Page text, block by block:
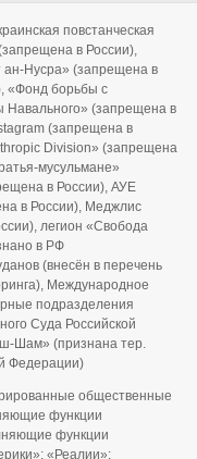
повстанческая
в России),
Нусра» (запрещена в
«Фонд борьбы с
Навального» (запрещена в
(запрещена в
Division» (запрещена
мусульмане»
в России), АУЕ
в России), Меджлис
легион «Свобода
в РФ
(внесён в перечень
Международное
подразделения
Суда Российской
Шам» (признана тер.
Федерации)
общественные
функции
функции
«Реалии»;